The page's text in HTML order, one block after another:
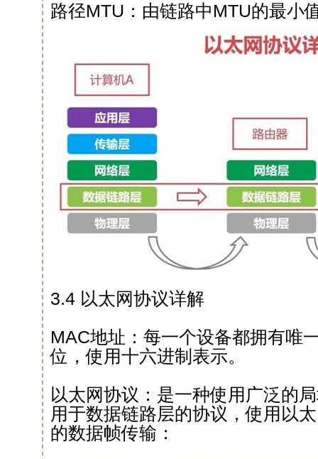
路径MTU：由链路中MTU的最小
3.4 以太网协议详解
MAC地址：每一个设备都拥有唯
位，使用十六进制表示。
以太网协议：是一种使用广泛的
用于数据链路层的协议，使用以
的数据帧传输：